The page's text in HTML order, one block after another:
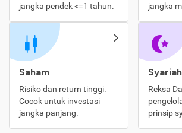
jangka pendek <=1 tahun.
jangka
Saham
Risiko dan return tinggi.
Cocok untuk investasi
jangka panjang.
Syariah
Reksa
prinsip